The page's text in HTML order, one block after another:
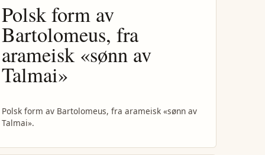
Polsk form av
Bartolomeus, fra
arameisk «sønn av
Talmai»
Polsk form av Bartolomeus, fra arameisk «sønn av
Talmai».